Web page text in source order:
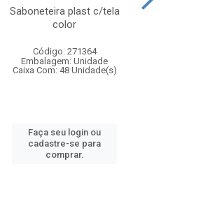
Saboneteira plast c/tela
color
Código: 271364
Embalagem: Unidade
Caixa Com: 48 Unidade(s)
Faça seu login ou
cadastre-se para
comprar.